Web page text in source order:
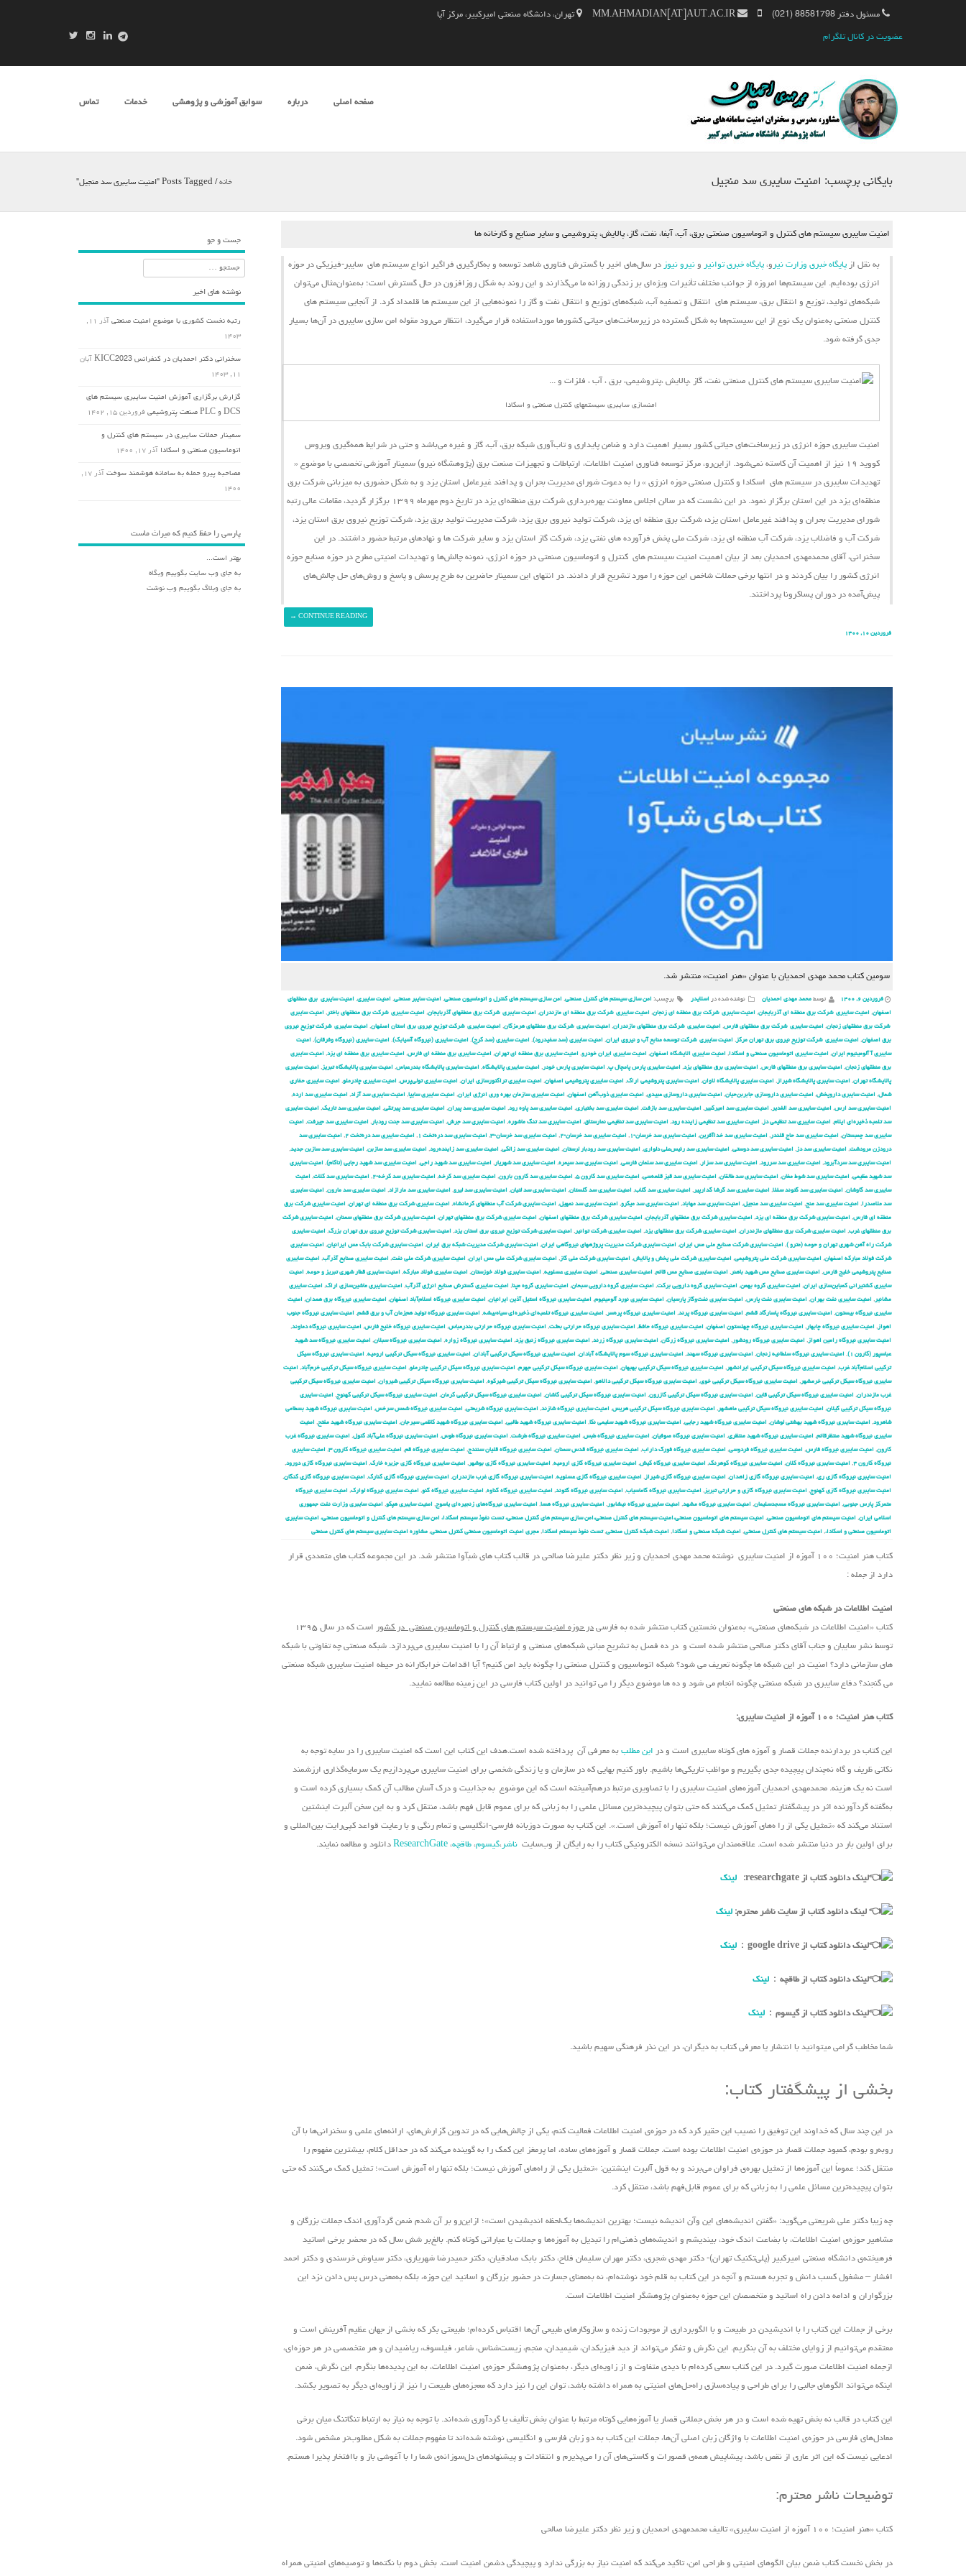
مسئول دفتر 88581798 (021) تهران، دانشگاه صنعتی امیرکبیر، مرکز آپا
عضویت در کانال تلگرام
صفحه اصلی درباره سوابق آموزشی و پژوهشی خدمات تماس
بایگانی برچسب: امنیت سایبری سد منجیل خانه/ Posts Tagged "امنیت سایبری سد منجیل"
امنیت سایبری سیستم های کنترل و اتوماسیون صنعتی برق، آب، آبفا، نفت، گاز، پالایش، پتروشیمی و سایر صنایع و کارخانه ها
به نقل از پایگاه خبری وزارت نیر و، پایگاه خبری توانیر و نیرو نیوز در سال‌های اخیر با گسترش فناوری شاهد توسعه و به‌کارگیری فراگیر انواع سیستم ‌های سایبر-فیزیکی در حوزه
انرژی بوده‌ایم. این سیستم‌ها امروزه از جوانب مختلف تأثیرات ویژه‌ای بر زندگی روزانه ما می‌گذارند و این روند به شکل روزافزون در حال گسترش است؛ به‌عنوان‌مثال می‌توان
شبکه‌های تولید، توزیع و انتقال برق، سیستم ‌های انتقال و تصفیه آب، شبکه‌های توزیع و انتقال نفت و گاز را نمونه‌هایی از این سیستم ‌ها قلمداد کرد. از آنجایی سیستم ‌های
کنترل صنعتی به‌عنوان یک نوع از این سیستم‌ها به شکل گسترده در زیرساخت‌های حیاتی کشورها مورداستفاده قرار می‌گیرد، انتظار می‌رود مقوله امن‌‌ سازی سایبری در آن‌ها بسیار
جدی گرفته شود.
امنسازی سایبری سیستمهای کنترل صنعتی و اسکادا
امنیت سایبری حوزه انرژی در زیرساخت‌های حیاتی کشور بسیار اهمیت دارد و ضامن پایداری و تاب‌آوری شبکه برق، آب، گاز و غیره می‌باشد و حتی در شرایط همه‌گیری ویروس
کووید ۱۹ نیز از اهمیت آن کاسته نمی‌شود.
ازاین‌رو، مرکز توسعه فناوری امنیت اطلاعات، ارتباطات و تجهیزات صنعت برق (پژوهشگاه نیرو) سمینار آموزشی تخصصی با موضوع «
تهدیدات سایبری در سیستم ‌های اسکادا و کنترل صنعتی حوزه انرژی » را به دعوت شورای مدیریت بحران و پدافند غیرعامل استان یزد و به شکل حضوری به میزبانی شرکت برق
منطقه‌ای یزد در این استان برگزار نمود. در این نشست که در سالن اجلاس معاونت بهره‌برداری شرکت برق منطقه‌ای یزد در تاریخ دوم مهرماه ۱۳۹۹ برگزار گردید، مقامات عالی رتبه
شورای مدیریت بحران و پدافند غیرعامل استان یزد، شرکت برق منطقه ای یزد، شرکت تولید نیروی برق یزد، شرکت مدیریت تولید برق یزد، شرکت توزیع نیروی برق استان یزد،
شرکت آب و فاضلاب یزد، شرکت آب منطقه ای یزد، شرکت ملی پخش فرآورده های نفتی یزد، شرکت گاز استان یزد و سایر شرکت ها و نهادهای مرتبط حضور داشتند. در این
سخنرانی، آقای محمدمهدی احمدیان بعد از بیان اهمیت امنیت سیستم ‌های کنترل و اتوماسیون صنعتی در حوزه انرژی، نمونه چالش‌ها و تهدیدات امنیتی مطرح در حوزه صنایع حوزه
انرژی کشور را بیان کردند و در انتها برخی حملات شاخص این حوزه را مورد تشریح قرار دادند. در انتهای این سمینار حاضرین به طرح پرسش و پاسخ و روش‌های حل چالش‌های
پیش‌آمده در دوران پساکرونا پرداختند.
CONTINUE READING
→
فروردین ۱۰, ۱۴۰۰
سومین کتاب محمد مهدی احمدیان با عنوان «هنر امنیت» منتشر شد.
فروردین ۶, ۱۴۰۰ توسط محمد مهدی احمدیان نوشته شده در اسلایدر برچسب: امن سازی سیستم های کنترل صنعتی, امن سازی سیستم های کنترل و اتوماسیون صنعتی, امنیت سایبر صنعتی, امنیت سایبری, امنیت سایبری برق منطقهای
اصفهان, امنیت سایبری شركت برق منطقه ای آذربایجان, امنیت سایبری شركت برق منطقه ای زنجان, امنیت سایبری شركت برق منطقه ای مازندران, امنیت سایبری شركت برق منطقهای آذربایجان, امنیت سایبری شركت برق منطقهای باختر , امنیت سایبری
شركت برق منطقهای زنجان, امنیت سایبری شركت برق منطقهای فارس, امنیت سایبری شركت برق منطقهای مازندران, امنیت سایبری شركت برق منطقهای هرمزگان, امنیت سایبری شركت توزیع نیروی برق استان اصفهان, امنیت سایبری شركت توزیع نیروی
برق اصفهان, امنیت سایبری شركت توزیع نیروی برق تهران مركز , امنیت سایبری شركت توسعه منابع آب و نیروی ایران, امنیت سایبری (سد سفیدرود), امنیت سایبری (سد کرج), امنیت سایبری (نیروگاه آسیابک), امنیت سایبری (نیروگاه وفرقان), امنیت
سایبری آ آلومینیوم ایران, امنیت سایبری اتوماسیون صنعتی و اسکادا, امنیت سایبری الایشگاه اصفهان, امنیت سایبری ایران خودرو, امنیت سایبری برق منطقه ای تهران, امنیت سایبری برق منطقه ای فارس, امنیت سایبری برق منطقه ای یزد, امنیت سایبری
برق منطقهای زنجان, امنیت سایبری برق منطقهای فارس, امنیت سایبری برق منطقهای یزد, امنیت سایبری پارس پامچال پ, امنیت سایبری پارس خودر , امنیت سایبری پالایشگاه, امنیت سایبری پالایشگاه بندرعباس, امنیت سایبری پالایشگاه تبریز , امنیت سایبری
پالایشگاه تهران, امنیت سایبری پالایشگاه شیراز , امنیت سایبری پالایشگاه لاوان, امنیت سایبری پتروشیمی اراک, امنیت سایبری پتروشیمی اصفهان, امنیت سایبری تراکتورسازی ایران, امنیت سایبری تولی‌پرس, امنیت سایبری چادرملو, امنیت سایبری حفاری
شمال, امنیت سایبری داروپخش, امنیت سایبری داروسازی جابربن‌حیان, امنیت سایبری داروسازی عبیدی, امنیت سایبری ذوب‌آهن اصفهان, امنیت سایبری سازمان بهره وری انرژی ایران, امنیت سایبری سایپا, امنیت سایبری سد آزاد, امنیت سایبری سد ارده,
امنیت سایبری سد ارس, امنیت سایبری سد الغدیر , امنیت سایبری سد امیرکبیر , امنیت سایبری سد بازفت, امنیت سایبری سد بختیاری, امنیت سایبری سد پاوه رود, امنیت سایبری سد پیران, امنیت سایبری سد پیرتقی, امنیت سایبری سد تاریک, امنیت سایبری
سد تلمبه ذخیره‌ای ایلام, امنیت سایبری سد تنظیمی دز , امنیت سایبری سد تنظیمی زاینده رود, امنیت سایبری سد تنظیمی نمارستاق, امنیت سایبری سد تنگ ماشوره, امنیت سایبری سد جرش, امنیت سایبری سد جنت رودبار , امنیت سایبری سد جیرفت, امنیت
سایبری سد چمبستان, امنیت سایبری سد حاج قلندر , امنیت سایبری سد خداآفرین, امنیت سایبری سد خرسان-۱ , امنیت سایبری سد خرسان-۲ , امنیت سایبری سد خرسان-۳ , امنیت سایبری سد دره‌تخت ۱ , امنیت سایبری سد دره‌تخت ۲ , امنیت سایبری سد
درودزن مرودشت, امنیت سایبری سد دز , امنیت سایبری سد دوستی, امنیت سایبری سد رئیس‌علی دلواری, امنیت سایبری سد رودبار لرستان, امنیت سایبری سد زالکی, امنیت سایبری سد زاینده‌رود, امنیت سایبری سد سازبن, امنیت سایبری سد سازبن جدید,
امنیت سایبری سد سردآبرود, امنیت سایبری سد سررود, امنیت سایبری سد سزار , امنیت سایبری سد سلمان فارسی, امنیت سایبری سد سیمره, امنیت سایبری سد شهریار , امنیت سایبری سد شهید راجی, امنیت سایبری سد شهید رجایی (تاکام), امنیت سایبری
سد شهید عظیمی, امنیت سایبری سد شوط مغان, امنیت سایبری سد طالقان, امنیت سایبری سد قیز قلعه‌سی, امنیت سایبری سد کارون ۵ , امنیت سایبری سد کارون بارون, امنیت سایبری سد کرخه, امنیت سایبری سد کرخه-۲ , امنیت سایبری سد کلات, امنیت
سایبری سد گاوشان, امنیت سایبری سد گتوند سفلا, امنیت سایبری سد گرشا گدارپیر , امنیت سایبری سد گلاب, امنیت سایبری سد گلستان, امنیت سایبری سد لتیان, امنیت سایبری سد لیرو, امنیت سایبری سد مارازاد, امنیت سایبری سد مارون, امنیت سایبری
سد ملاصدرا, امنیت سایبری سد منج, امنیت سایبری سد منجیل, امنیت سایبری سد مهاباد, امنیت سایبری سد میکرو, امنیت سایبری سد نمهیل, امنیت سایبری شركت آب منطقهای كرمانشاه, امنیت سایبری شركت برق منطقه ای تهران, امنیت سایبری شركت برق
منطقه ای فارس, امنیت سایبری شركت برق منطقه ای یزد, امنیت سایبری شركت برق منطقهای آذربایجان, امنیت سایبری شركت برق منطقهای اصفهان, امنیت سایبری شركت برق منطقهای تهران, امنیت سایبری شركت برق منطقهای سمنان, امنیت سایبری شركت
برق منطقهای غرب, امنیت سایبری شركت برق منطقهای مازندران, امنیت سایبری شركت برق منطقهای یزد, امنیت سایبری شركت توانیر , امنیت سایبری شركت توزیع نیروی برق استان یزد, امنیت سایبری شركت توزیع نیروی برق تهران بزرگ, امنیت سایبری
شركت راه آهن شهری تهران و حومه (مترو ), امنیت سایبری شركت صنایع ملی مس ایران, امنیت سایبری شركت مدیریت پروژههای نیروگاهی ایران, امنیت سایبری شركت مدیریت شبكه برق ایران, امنیت سایبری شرکت بابک مس ایرانیان, امنیت سایبری
شرکت فولاد مبارکه اصفهان, امنیت سایبری شرکت ملی پتروشیمی, امنیت سایبری شرکت ملی پخش و پالایش, امنیت سایبری شرکت ملی گاز , امنیت سایبری شرکت ملی مس ایران, امنیت سایبری شرکت ملی نفت, امنیت سایبری صنایع آذرآب, امنیت سایبری
صنایع پتروشیمی خلیج فارس, امنیت سایبری صنایع مس شهید باهنر , امنیت سایبری صنایع مس قائم, امنیت سایبری صنعتی, امنیت سایبری عسلویه, امنیت سایبری فولاد خوزستان, امنیت سایبری فولاد مبارکه, امنیت سایبری قطار شهری تبریز و حومه, امنیت
سایبری کشتیرانی کمباین‌سازی ایران, امنیت سایبری گروه بهمن, امنیت سایبری گروه دارویی برکت, امنیت سایبری گروه دارویی سبحان, امنیت سایبری گروه مپنا, امنیت سایبری گسترش صنایع انرژی آذرآب, امنیت سایبری ماشین‌سازی اراک, امنیت سایبری
مشانیر , امنیت سایبری نفت بهران, امنیت سایبری نفت پارس, امنیت سایبری نفت‌وگاز پارسیان, امنیت سایبری نورد آلومینیوم, امنیت سایبری نیروگاه استیل آذین ایرانیان, امنیت سایبری نیروگاه اسلام‌آباد اصفهان, امنیت سایبری نیروگاه برق همدان, امنیت
سایبری نیروگاه بیستون, امنیت سایبری نیروگاه پاسارگاد قشم, امنیت سایبری نیروگاه پرند, امنیت سایبری نیروگاه پره‌سر , امنیت سایبری نیروگاه تلمبه‌ای ذخیره‌ای سیاه‌بیشه, امنیت سایبری نیروگاه تولید هم‌زمان آب و برق قشم, امنیت سایبری نیروگاه جنوب
اهواز , امنیت سایبری نیروگاه چابهار , امنیت سایبری نیروگاه چهلستون اصفهان, امنیت سایبری نیروگاه حافظ, امنیت سایبری نیروگاه حرارتی بعثت, امنیت سایبری نیروگاه حرارتی بندرعباس, امنیت سایبری نیروگاه خلیج فارس, امنیت سایبری نیروگاه دماوند,
امنیت سایبری نیروگاه رامین اهواز , امنیت سایبری نیروگاه رودشور , امنیت سایبری نیروگاه زرگان, امنیت سایبری نیروگاه زرند, امنیت سایبری نیروگاه زنبق یزد, امنیت سایبری نیروگاه زواره, امنیت سایبری نیروگاه سبلان, امنیت سایبری نیروگاه سد شهید
عباسپور (کارون ۱)
, امنیت سایبری نیروگاه سلطانیه زنجان, امنیت سایبری نیروگاه سهند, امنیت سایبری نیروگاه سوم پالایشگاه آبادان, امنیت سایبری نیروگاه سیکل ترکیبی آبادان, امنیت سایبری نیروگاه سیکل ترکیبی ارومیه, امنیت سایبری نیروگاه سیکل
ترکیبی اسلام‌آباد غرب, امنیت سایبری نیروگاه سیکل ترکیبی ایرانشهر , امنیت سایبری نیروگاه سیکل ترکیبی بهبهان, امنیت سایبری نیروگاه سیکل ترکیبی جهرم, امنیت سایبری نیروگاه سیکل ترکیبی چادرملو, امنیت سایبری نیروگاه سیکل ترکیبی خرم‌آباد, امنیت
سایبری نیروگاه سیکل ترکیبی خرمشهر , امنیت سایبری نیروگاه سیکل ترکیبی خوی, امنیت سایبری نیروگاه سیکل ترکیبی دالاهو, امنیت سایبری نیروگاه سیکل ترکیبی شیرکوه, امنیت سایبری نیروگاه سیکل ترکیبی شیروان, امنیت سایبری نیروگاه سیکل ترکیبی
غرب مازندران, امنیت سایبری نیروگاه سیکل ترکیبی قاین, امنیت سایبری نیروگاه سیکل ترکیبی کازرون, امنیت سایبری نیروگاه سیکل ترکیبی کاشان, امنیت سایبری نیروگاه سیکل ترکیبی کرمان, امنیت سایبری نیروگاه سیکل ترکیبی کهنوج, امنیت سایبری
نیروگاه سیکل ترکیبی گیلان, امنیت سایبری نیروگاه سیکل ترکیبی ماهشهر , امنیت سایبری نیروگاه سیکل ترکیبی هریس, امنیت سایبری نیروگاه شازند, امنیت سایبری نیروگاه شریعتی, امنیت سایبری نیروگاه شمس سرخس, امنیت سایبری نیروگاه شهید بسطامی
شاهرود, امنیت سایبری نیروگاه شهید بهشتی لوشان, امنیت سایبری نیروگاه شهید رجایی, امنیت سایبری نیروگاه شهید سلیمی نکا, امنیت سایبری نیروگاه شهید طالبی, امنیت سایبری نیروگاه شهید کاظمی سیرجان, امنیت سایبری نیروگاه شهید مفتح, امنیت
سایبری نیروگاه شهید منتظرقائم, امنیت سایبری نیروگاه شهید منتظری, امنیت سایبری نیروگاه صوفیان, امنیت سایبری نیروگاه طبس, امنیت سایبری نیروگاه طرشت, امنیت سایبری نیروگاه طوس, امنیت سایبری نیروگاه علی‌آباد کتول, امنیت سایبری نیروگاه غرب
کارون, امنیت سایبری نیروگاه فارس, امنیت سایبری نیروگاه فردوسی, امنیت سایبری نیروگاه فورگ داراب, امنیت سایبری نیروگاه قدس سمنان, امنیت سایبری نیروگاه قلیان سنندج, امنیت سایبری نیروگاه قم, امنیت سایبری نیروگاه کارون ۳ , امنیت سایبری
نیروگاه کارون ۴
, امنیت سایبری نیروگاه کلان, امنیت سایبری نیروگاه کوهرنگ, امنیت سایبری نیروگاه کیش, امنیت سایبری نیروگاه گازی ارومیه, امنیت سایبری نیروگاه گازی بوشهر , امنیت سایبری نیروگاه گازی جزیره خارک, امنیت سایبری نیروگاه گازی دورود,
امنیت سایبری نیروگاه گازی ری, امنیت سایبری نیروگاه گازی زاهدان, امنیت سایبری نیروگاه گازی شیراز , امنیت سایبری نیروگاه گازی عسلویه, امنیت سایبری نیروگاه گازی غرب مازندران, امنیت سایبری نیروگاه گازی کنارک, امنیت سایبری نیروگاه گازی کنگان,
امنیت سایبری نیروگاه گازی کهنوج, امنیت سایبری نیروگاه گازی و حرارتی تبریز , امنیت سایبری نیروگاه گاماسیاب, امنیت سایبری نیروگاه گتوند, امنیت سایبری نیروگاه گناوه, امنیت سایبری نیروگاه گنو, امنیت سایبری نیروگاه لوارک, امنیت سایبری نیروگاه
متمرکز پارس جنوبی, امنیت سایبری نیروگاه مسجدسلیمان, امنیت سایبری نیروگاه مشهد, امنیت سایبری نیروگاه نیشابور , امنیت سایبری نیروگاه هسا, امنیت سایبری نیروگاه‌های زنجیره‌ای یاسوج, امنیت سایبری هپکو, امنیت سایبری وزارت نفت جمهوری
اسلامی ایران, امنیت سیستم های اتوماسیون صنعتی, امنیت سیستم های اتوماسیون صنعتی،امنیت سیستم های کنترل صنعتی،امن سازی سیستم های کنترل صنعتی، تست نفوذ سیستم اسکادا، امن سازی سیستم های کنترل و اتوماسیون صنعتی، امنیت سایبری
اتوماسیون صنعتی و اسکادا،, امنیت سیستم های کنترل صنعتی, امنیت شبکه صنعتی و اسکادا, امنیت شبکه کنترل صنعتی,تست نفوذ سیستم اسکادا, مجری امنیت اتوماسیون صنعتی کنترل صنعتی, مشاوره امنیت سایبری سیستم های کنترل صنعتی
کتاب هنر امنیت؛ ۱۰۰ آموزه از امنیت سایبری نوشته محمد مهدی احمدیان و زیر نظر دکتر علیرضا صالحی در قالب کتاب های شبآوا منتشر شد. در این مجموعه کتاب های متعددی قرار
دارد از جمله :
امنیت اطلاعات در شبکه های صنعتی
کتاب «امنیت اطلاعات در شبکه‌های صنعتی» به‌عنوان نخستین کتاب منتشر شده به فارسی در حوزه امنیت سیستم های کنترل و اتوماسیون صنعتی در کشور
است که در سال ۱۳۹۵
توسط نشر سایبان و جناب آقای دکتر صالحی منتشر شده است و در ده فصل به تشریح مبانی شبکه‌های صنعتی و ارتباط آن را با امنیت سایبری می‌پردازد. شبکه صنعتی چه تفاوتی با شبکه
های سازمانی دارد؟ امنیت در این شبکه ها چگونه تعریف می شود؟ شبکه اتوماسیون و کنترل صنعتی را چگونه باید امن کنیم؟ آیا اقدامات خرابکارانه در حیطه امنیت سایبری شبکه صنعتی
می گنجند؟ دفاع سایبری در شبکه صنعتی چگونه انجام می شود و ده ها موضوع دیگر را می توانید در اولین کتاب فارسی در این زمینه مطالعه نمایید.
کتاب هنر امنیت؛ ۱۰۰ آموزه از امنیت سایبری:
این کتاب در بردارنده جملات قصار و آموزه های کوتاه سایبری است و در این مطلب به معرفی آن پرداخته شده است.هدف این کتاب این است که امنیت سایبری را در سایه توجه به
نکاتی ظریف و گاه نه‌چندان پیچیده جدی بگیریم و مواظب تاریکی‌ها باشیم. باور کنیم بهایی که در سازمان و یا زندگی شخصی برای امنیت سایبری می‌پردازیم یک سرمایه‌گذاری ارزشمند
است نه یک هزینه. محمدمهدی احمدیان آموزه‌های امنیت سایبری را با تصاویری مرتبط درهم‌آمیخته است که این موضوع به جذابیت و درک آسان مطالب آن کمک بسیاری کرده است و
به‌گفته گردآورنده اثر در پیشگفتار تمثیل کمک می‌کنند که حتی بتوان پیچیده‌ترین مسائل علمی را به زبانی که برای عموم قابل فهم باشد، منتقل کرد و به این سخن آلبرت اینشتین
استناد می‌کند که «تمثیل یکی از را ه‌های آموزش نیست؛ بلکه تنها راه آموزش است.». این کتاب به صورت دوزبانه فارسی-انگلیسی و تمام رنگی و با رعایت قواعد کپی‌رایت بین‌المللی و
برای اولین بار در دنیا منتشر شده است. علاقه‌مندان می‌توانند نسخه الکترونیکی کتاب را به رایگان از وب‌سایت ناشر،گیسوم، طاقچه، ResearchGate دانلود و مطالعه نمایند.
لینک دانلود کتاب از researchgate: لینک
لینک دانلود کتاب از سایت ناشر محترم: لینک
لینک دانلود کتاب از google drive : لینک
لینک دانلود کتاب از طاقچه : لینک
لینک دانلود کتاب از گیسوم : لینک
شما مخاطب گرامی میتوانید با انتشار یا معرفی کتاب به دیگران، در این نذر فرهنگی سهیم باشید.
بخشی از پیشگفتار کتاب:
در این چند سال که خداوند این توفیق را نصیب این حقیر کرد که در حوزه‌ی امنیت اطلاعات فعالیت کنم، یکی از چالش‌هایی که در تدوین گزارش‌های، ارائه‌های علمی و سخنرانی‌ها با آن
روبه‌رو بودم، کمبود جملات قصار در حوزه‌ی امنیت اطلاعات بوده است. جملات قصار و آموزه‌های ساده، اما پرمغز این کمک را به گوینده‌ می‌کند که در حداقل کلام، بیشترین مفهوم را
منتقل کند؛ عموماً این آموزه‌ها از تمثیل بهره‌ی فراوان‌ می‌برند و به قول آلبرت اینشتین: «تمثیل یکی از راه‌های آموزش نیست؛ بلکه تنها راه آموزش است»؛ تمثیل کمک می‌کنند که حتی
بتوان پیچیده‌ترین مسائل علمی را به زبانی که برای عموم قابل‌فهم باشد، منتقل کرد.
چه زیبا دکتر علی شریعتی ‌می‌گوید: «گفتن اندیشه‌های این ‌وآن اندیشه نیست؛ بهترین اندیشه‌ها یک‌لحظه اندیشیدن است»؛ ازاین‌رو بر آن شدم ضمن گردآوری اندک جملات بزرگان و
مشاهیر حوزه‌ی امنیت اطلاعات، با بضاعت اندک خود، بیندیشم و اندیشه‌های ذهنی‌ام را تبدیل به آموزه‌ها و جملات یا عباراتی کوتاه کنم. بالغ‌بر شش سال که در محضر برخی اساتید
فرهیخته‌ی دانشگاه صنعتی امیرکبیر (پلی‌تکنیک تهران)- دکتر مهدی شجری، دکتر مهران سلیمان فلاح، دکتر بابک صادقیان، دکتر حمیدرضا شهریاری، دکتر سیاوش خرسندی و دکتر احمد
افشار – مشغول کسب دانش و تجربه هستم و آنچه در این کتاب به قلم خود نوشته‌ام، نه به‌معنای جسارت در حضور بزرگان و اساتید این حوزه، بلکه به‌معنی درس پس دادن نزد این
بزرگواران و ادامه دادن راه اساتید و متخصصان این حوزه به‌عنوان پژوهشگر امنیت اطلاعات است.
برخی از جملات این کتاب را با اندیشیدن در طبیعت و با الگوبرداری از موجودات زنده و سازوکارهای طبیعی آن‌ها اقتباس کرده‌ام؛ طبیعتی بکر که بخشی از جهان عظیم آفرینش است و
معتقدم می‌توانیم از زوایای مختلف به آن بنگریم. این نگرش و تفکر می‌تواند از دید فیزیکدان، شیمیدان، منجم، زیست‌شناس، شاعر، فیلسوف، ریاضیدان و هر متخصصی در هر حوزه‌ای،
ازجمله امنیت اطلاعات صورت گیرد. در این کتاب سعی کرده‌ام با دیدی متفاوت و از زاویه‌ای دیگر، به‌عنوان پژوهشگر حوزه‌ی امنیت اطلاعات، به این پدیده‌ها بنگرم. این نگرش، ضمن
اینکه می‌تواند الگوهای جالبی را برای طراحی و پیاده‌سازی راه‌حل‌های امنیتی به همراه داشته باشد، توان این را نیز دارد که معجزه‌های طبیعت را نیز از زاویه‌ای دیگر به تصویر بکشد.
این کتاب در قالب نه بخش تهیه ‌شده است و در هر بخش جملاتی قصار یا آموزه‌هایی کوتاه مرتبط با عنوان بخش تألیف یا گردآوری شده‌اند. با توجه به نیاز به ارتباط تنگاتنگ میان برخی
معادل‌های فارسی در حوزه‌ی امنیت اطلاعات با واژگان زبان اصلی آن‌ها، جملات این کتاب به دو زبان فارسی و انگلیسی نوشته شده‌اند تا مفهوم جملات به شکل مطلوب‌تر مشخص شود.
ادعایی نیست که این اثر عاری از نقص باشد، پیشاپیش همه‌ی قصورات و کاستی‌های آن را می‌پذیرم و انتقادات و پیشنهاد‌های د‌ل‌سوزانه‌ی شما را با آغوشی باز و باافتخار پذیرا هستم.
توضیحات ناشر محترم:
کتاب «هنر امنیت؛ ۱۰۰ آموزه از امنیت سایبری» تالیف محمدمهدی احمدیان و زیر نظر دکتر علیرضا صالحی
در بخش نخست کتاب ضمن بیان الگوهای امنیتی و طراحی امن، تاکید می‌کند که امنیت نیاز به بزرگی ندارد و پیچیدگی دشمن امنیت است. بخش دوم با نکته‌ها و توصیه‌های امنیتی همراه
جست و جو
جستجو
نوشته های اخیر
رتبه نخست کشوری با موضوع امنیت صنعتی
آذر ۱۱,
۱۴۰۳
سخنرانی دکتر احمدیان در کنفرانس KICC2023
آبان
۱۱, ۱۴۰۳
گزارش برگزاری آموزش امنیت سایبری سیستم های
DCS و PLC صنعت پتروشیمی
فروردین ۱۵, ۱۴۰۲
سمینار حملات سایبری در سیستم های کنترل و
اتوماسیون صنعتی و اسکادا آذر ۱۷, ۱۴۰۰
مصاحبه پیرو حمله به سامانه هوشمند سوخت
آذر ۱۷,
۱۴۰۰
پارسی را حفظ کنیم که میراث ماست
بهتر است...
به جای وب سایت بگوییم وبگاه
به جای وبلاگ بگویبم وب نوشت